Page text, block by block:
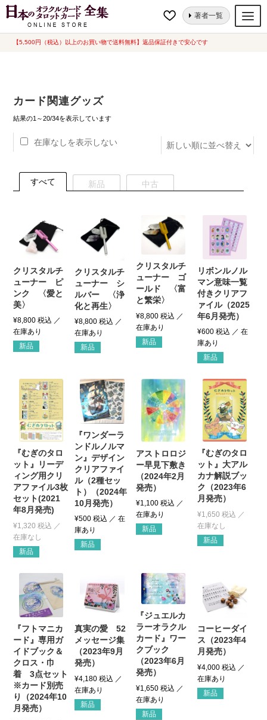
【5,500円（税込）以上のお買い物で送料無料】返品保証付きで安心です
ナ
コ
著者一覧
オラクルカード
ルノルマンカード
トランプ
セット
書籍
カード関連グッズ
ホーム カード関連グッズ カード関連グッズ
カード関連グッズ
結果の1～20/34を表示しています新
順
在庫なしを表示しない
すべて 新品 中古
クリスタルチ
ューナー ピ
ンク 〈愛と
美〉
¥8,800 税込
新品
クリスタルチ
ューナー シ
ルバー 〈浄
化と再生〉
¥8,800 税込
新品
クリスタルチ
ューナー ゴ
ールド 〈富
と繁栄〉
¥8,800 税込
新品
リボンルノル
マン意味一覧
付きクリアフ
ァイル（2025
年6月発売）
¥600税込
新品
『むぎのタロ
ット』リーデ
ィング用クリ
アファイル3枚
セット(2021
年8月発売)
¥1,320 税込
新品
『ワンダーラ
ンドルノルマ
ン』デザイン
クリアファイ
ル（2種セッ
ト）（2024年
10月発売）
¥500 税込
新品
アストロロジ
ー早見下敷き
（2024年2月
発売）
¥1,100 税込
新品
『むぎのタロ
ット』大アル
カナ解説ブッ
ク（2023年6
月発売）
¥1,650 税込
新品
『フトマニカ
ード』専用ガ
イドブック＆
クロス・巾
着 3点セット
※カード別売
り（2024年10
月発売）
真実の愛 52
メッセージ集
（2023年9月
発売）
¥4,180 税込
新品
『ジュエルカ
ラーオラクル
カード』ワー
クブック
（2023年6月
発売）
¥1,650 税込
新品
コーヒーダイ
ス（2023年4
月発売）
¥4,000税込
新品